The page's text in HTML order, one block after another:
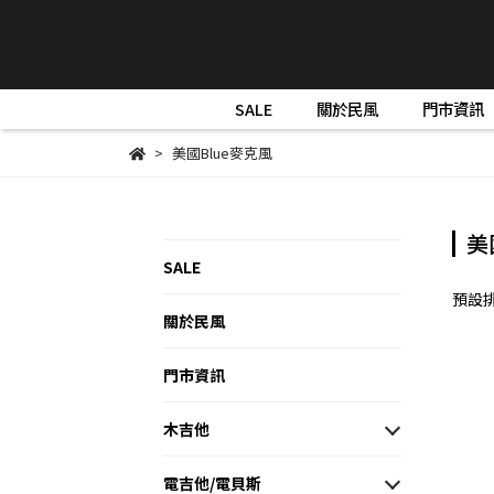
SALE 關於民風 門市資訊
美國Blue麥克風
SALE
關於民風
門市資訊
木吉他
電吉他/電貝斯
預設